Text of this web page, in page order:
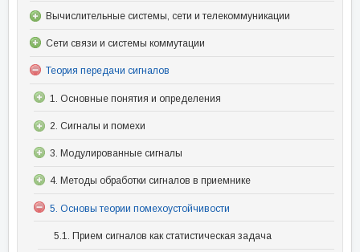
Вычислительные системы, сети и телекоммуникации
Сети связи и системы коммутации
Теория передачи сигналов
1. Основные понятия и определения
2. Сигналы и помехи
3. Модулированные сигналы
4. Методы обработки сигналов в приемнике
5. Основы теории помехоустойчивости
5.1. Прием сигналов как статистическая задача